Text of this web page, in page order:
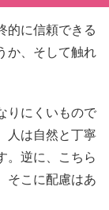
的に信頼できる
か、そして触れ
りにくいもので
人は自然と丁寧
。逆に、こちら
そこに配慮はあ